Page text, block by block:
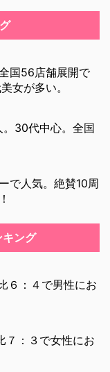
国56店舗展開で
女が多い。
30代中心。全国
で人気。絶賛10周
ング
６：４で男性にお
７：３で女性にお